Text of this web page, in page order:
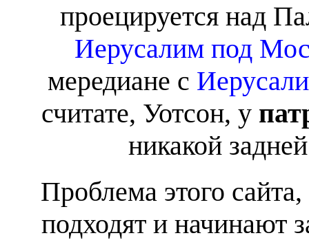
проецируется над
Иерусалим под
мередиане с
считате, Уотсон, у
никакой
Проблема этого
подходят и начинают